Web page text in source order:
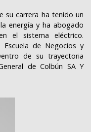
su carrera ha tenido un
energía y ha abogado
el sistema eléctrico.
de Negocios y
de su trayectoria
de Colbún SA Y